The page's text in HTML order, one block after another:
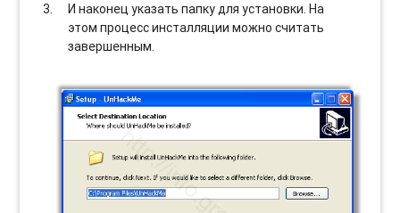
И наконец указать папку для установки. На
этом процесс инсталляции можно считать
завершенным.